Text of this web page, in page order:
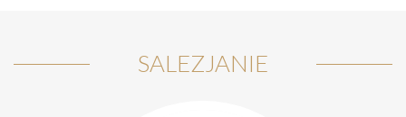
SALEZJANIE